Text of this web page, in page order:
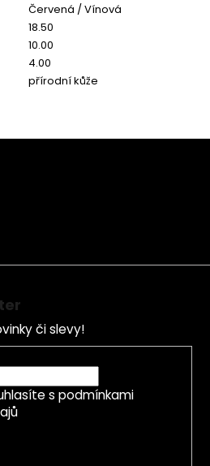
Červená / Vínová
18.50
10.00
4.00
přírodní kůže
či slevy!
s podmínkami